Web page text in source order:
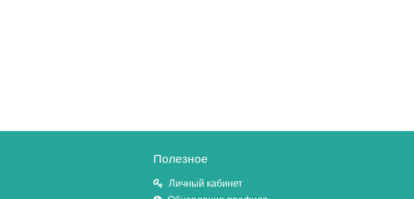
Полезное
Личный кабинет